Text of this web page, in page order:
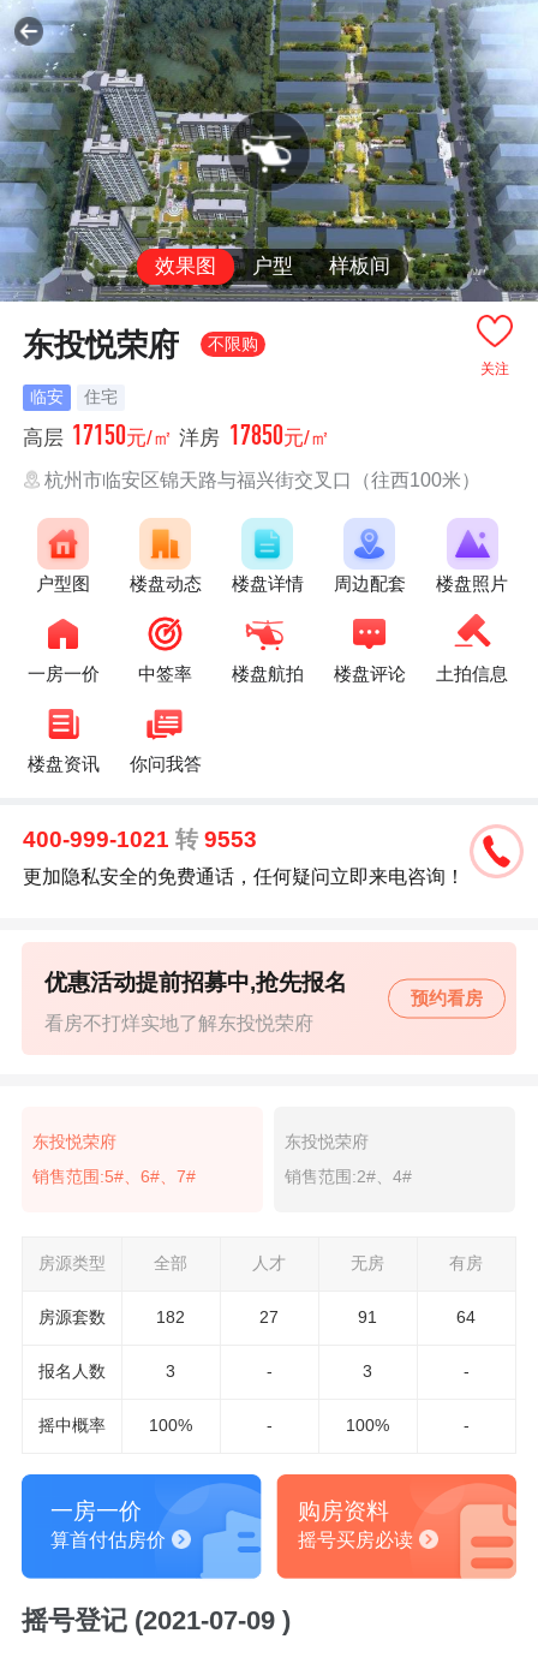
效果图 户型 样板间
关注
东投悦荣府 不限购
临安 住宅
高层 17150元/㎡ 洋房 17850元/㎡
杭州市临安区锦天路与福兴街交叉口（往西100米）
户型图 楼盘动态 楼盘详情 周边配套 楼盘照片
一房一价 中签率 楼盘航拍 楼盘评论 土拍信息
楼盘资讯 你问我答
400-999-1021转 9553
更加隐私安全的免费通话，任何疑问立即来电咨询！
看房不打烊实地了解东投悦荣府
优惠活动提前招募中,抢先报名
预约看房
东投悦荣府
销售范围:5#、6#、7#
东投悦荣府
销售范围:2#、4#
房源类型 全部 人才 无房 有房
房源套数 182 27 91 64
报名 人数 3 - 3 -
摇中概率 100% - 100% -
一房一价
算首付估房价
购房资料
摇号买房必读
摇号登记 (2021-07-09 )